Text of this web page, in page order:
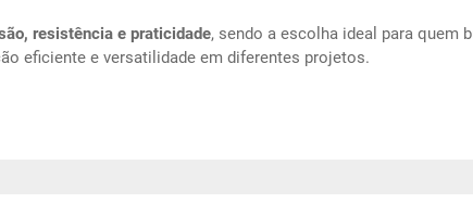
resistência e praticidade, sendo a escolha ideal para quem
eficiente e versatilidade em diferentes projetos.